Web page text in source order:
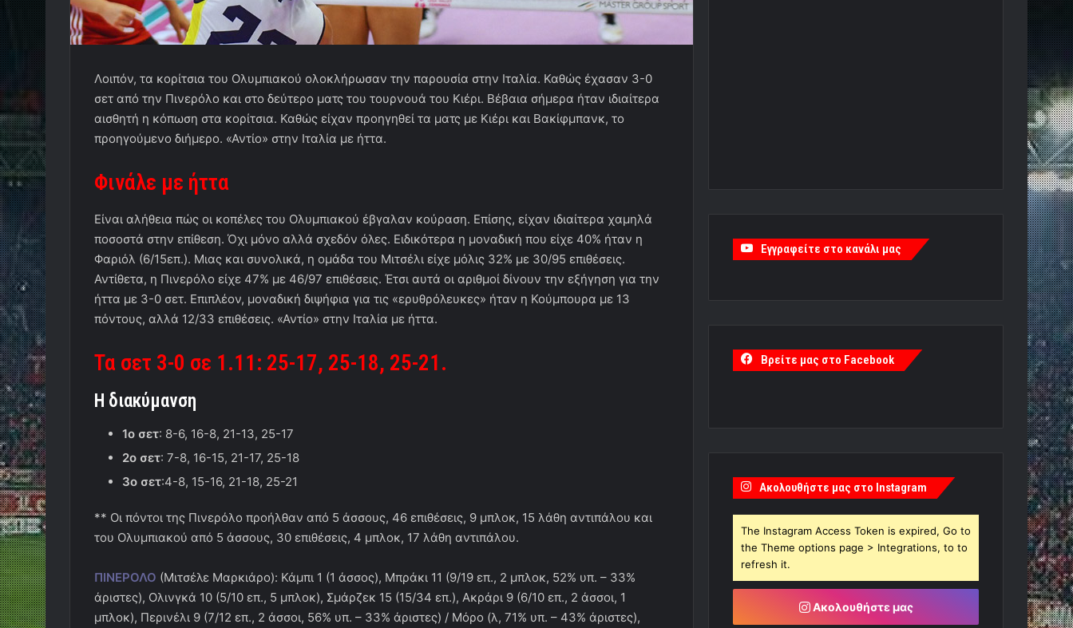
Λοιπόν, τα κορίτσια του Ολυμπιακού ολοκλήρωσαν την παρουσία στην Ιταλία. Καθώς έχασαν 3-0
σετ από την Πινερόλο και στο δεύτερο ματς του τουρνουά του Κιέρι. Βέβαια σήμερα ήταν ιδιαίτερα
αισθητή η κόπωση στα κορίτσια. Καθώς είχαν προηγηθεί τα ματς με Κιέρι και Βακίφμπανκ, το
προηγούμενο διήμερο. «Αντίο» στην Ιταλία με ήττα.
Φινάλε με ήττα
Είναι αλήθεια πώς οι κοπέλες του Ολυμπιακού έβγαλαν κούραση. Επίσης, είχαν ιδιαίτερα χαμηλά
ποσοστά στην επίθεση. Όχι μόνο αλλά σχεδόν όλες. Ειδικότερα η μοναδική που είχε 40% ήταν η
Φαριόλ (6/15επ.). Μιας και συνολικά, η ομάδα του Μιτσέλι είχε μόλις 32% με 30/95 επιθέσεις.
Αντίθετα, η Πινερόλο είχε 47% με 46/97 επιθέσεις. Έτσι αυτά οι αριθμοί δίνουν την εξήγηση για την
ήττα με 3-0 σετ. Επιπλέον, μοναδική διψήφια για τις «ερυθρόλευκες» ήταν η Κούμπουρα με 13
πόντους, αλλά 12/33 επιθέσεις. «Αντίο» στην Ιταλία με ήττα.
Τα σετ 3-0 σε 1.11: 25-17, 25-18, 25-21.
Η διακύμανση
1ο σετ: 8-6, 16-8, 21-13, 25-17
2ο σετ: 7-8, 16-15, 21-17, 25-18
3ο σετ:4-8, 15-16, 21-18, 25-21
** Οι πόντοι της Πινερόλο προήλθαν από 5 άσσους, 46 επιθέσεις, 9 μπλοκ, 15 λάθη αντιπάλου και
του Ολυμπιακού από 5 άσσους, 30 επιθέσεις, 4 μπλοκ, 17 λάθη αντιπάλου.
ΠΙΝΕΡΟΛΟ (Μιτσέλε Μαρκιάρο): Κάμπι 1 (1 άσσος), Μπράκι 11 (9/19 επ., 2 μπλοκ, 52% υπ. – 33%
άριστες), Ολινγκά 10 (5/10 επ., 5 μπλοκ), Σμάρζεκ 15 (15/34 επ.), Ακράρι 9 (6/10 επ., 2 άσσοι, 1
μπλοκ), Περινέλι 9 (7/12 επ., 2 άσσοι, 56% υπ. – 33% άριστες) / Μόρο (λ, 71% υπ. – 43% άριστες),
Εγγραφείτε στο κανάλι μας
Βρείτε μας στο Facebook
Ακολουθήστε μας στο Instagram
The Instagram Access Token is expired, Go to
the Theme options page > Integrations, to to
refresh it.
Ακολουθήστε μας